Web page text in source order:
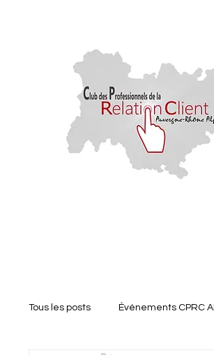
Tous les posts Événements CPRC